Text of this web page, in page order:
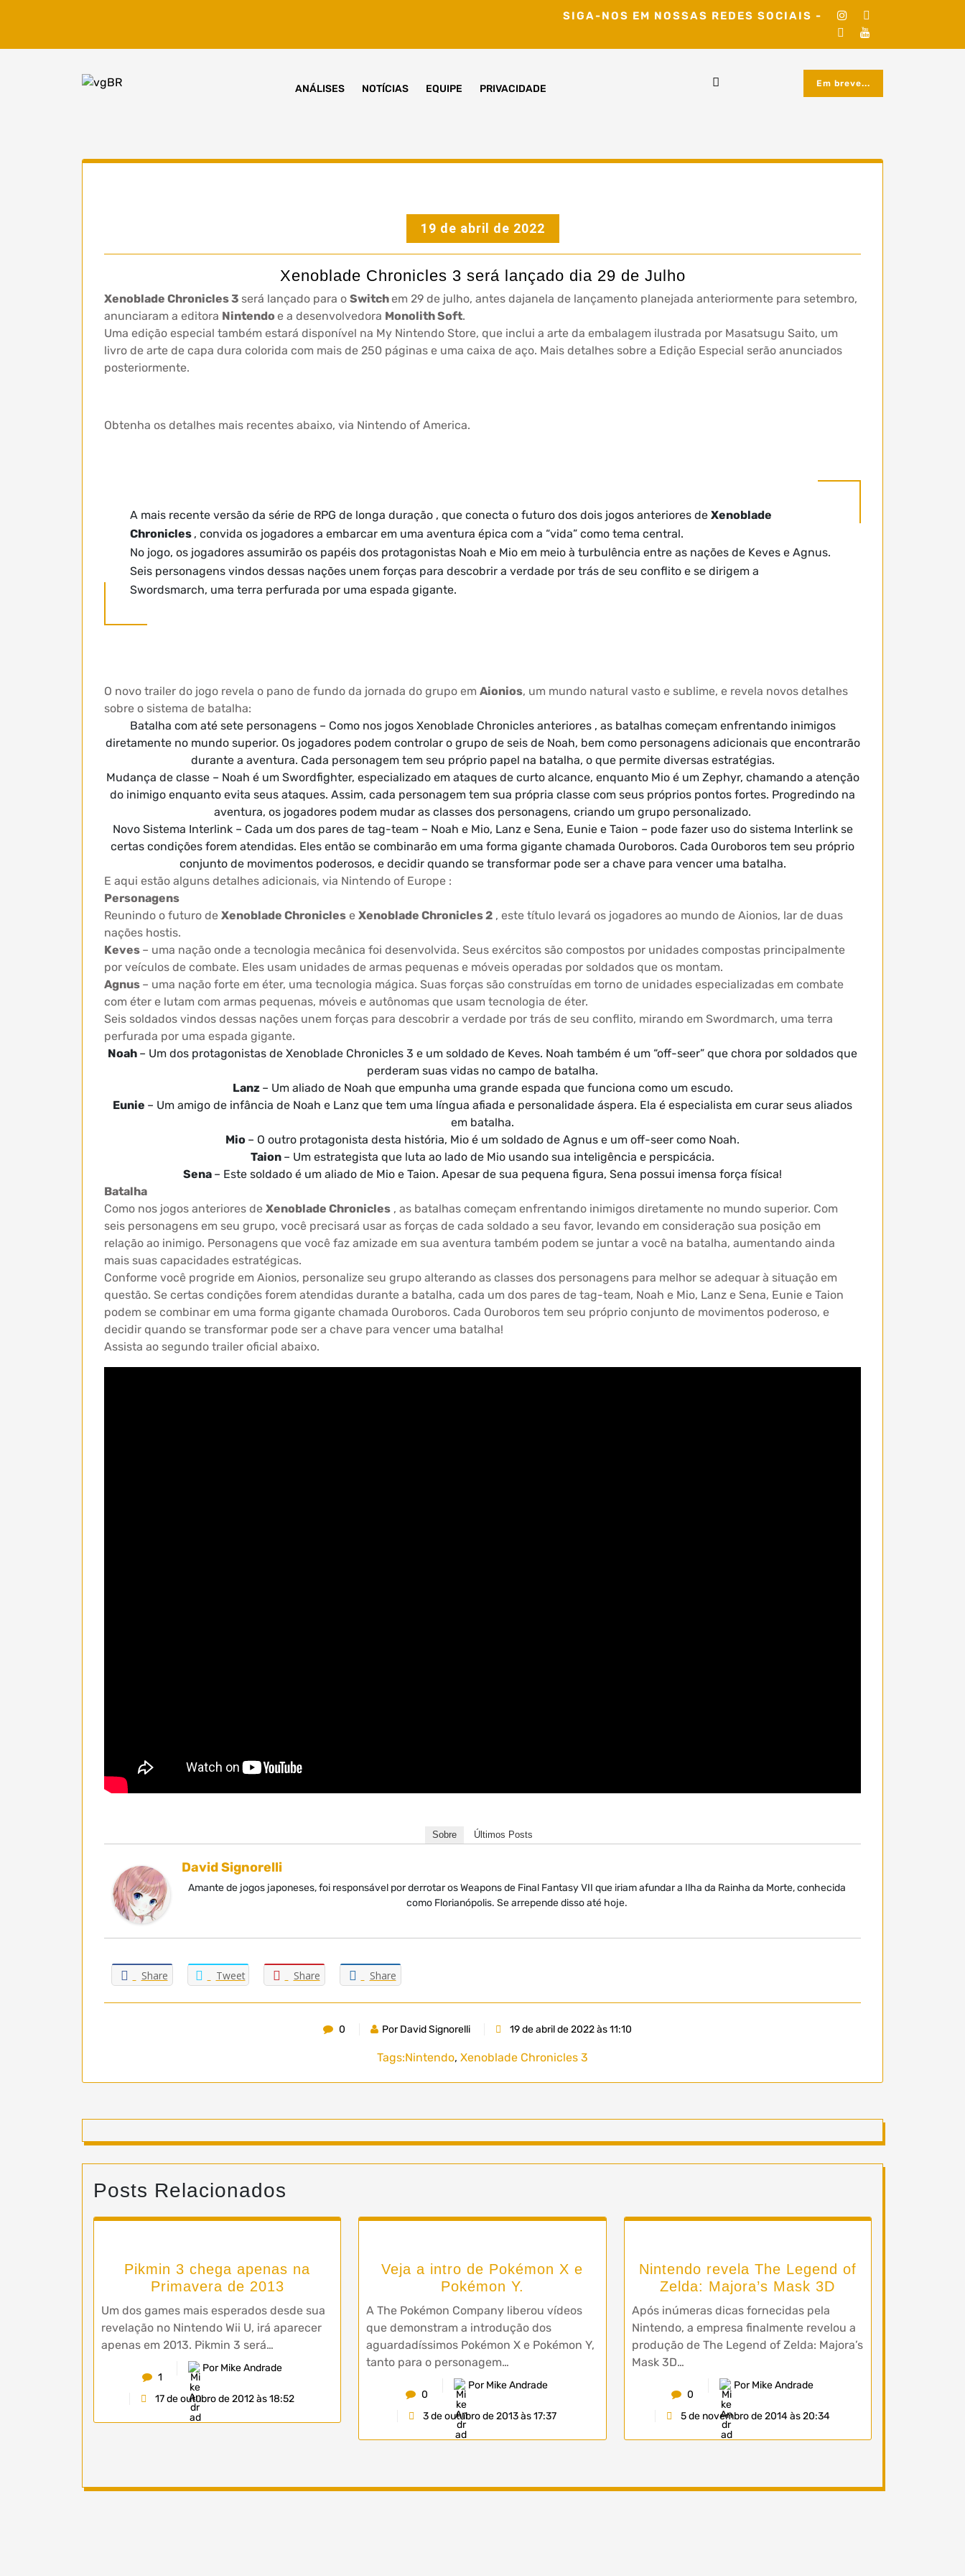
SIGA-NOS EM NOSSAS REDES SOCIAIS -
ANÁLISES NOTÍCIAS EQUIPE PRIVACIDADE Em breve...
19 de abril de 2022
Xenoblade Chronicles 3 será lançado dia 29 de Julho
Xenoblade Chronicles 3 será lançado para o Switchem 29 de julho, antes dajanela de lançamento planejada anteriormente para setembro,
anunciaram a editora Nintendo e a desenvolvedora Monolith Soft.
Uma edição especial também estará disponível na My Nintendo Store, que inclui a arte da embalagem ilustrada por Masatsugu Saito, um
livro de arte de capa dura colorida com mais de 250 páginas e uma caixa de aço. Mais detalhes sobre a Edição Especial serão anunciados
posteriormente.
Obtenha os detalhes mais recentes abaixo, via Nintendo of America.
A mais recente versão da série de RPG de longa duração , que conecta o futuro dos dois jogos anteriores de Xenoblade
Chronicles , convida os jogadores a embarcar em uma aventura épica com a “vida” como tema central.
No jogo, os jogadores assumirão os papéis dos protagonistas Noah e Mio em meio à turbulência entre as nações de Keves e Agnus.
Seis personagens vindos dessas nações unem forças para descobrir a verdade por trás de seu conflito e se dirigem a
Swordsmarch, uma terra perfurada por uma espada gigante.
O novo trailer do jogo revela o pano de fundo da jornada do grupo em Aionios, um mundo natural vasto e sublime, e revela novos detalhes
sobre o sistema de batalha:
Batalha com até sete personagens – Como nos jogos Xenoblade Chronicles anteriores , as batalhas começam enfrentando inimigos
diretamente no mundo superior. Os jogadores podem controlar o grupo de seis de Noah, bem como personagens adicionais que encontrarão
durante a aventura. Cada personagem tem seu próprio papel na batalha, o que permite diversas estratégias.
Mudança de classe – Noah é um Swordfighter, especializado em ataques de curto alcance, enquanto Mio é um Zephyr, chamando a atenção
do inimigo enquanto evita seus ataques. Assim, cada personagem tem sua própria classe com seus próprios pontos fortes. Progredindo na
aventura, os jogadores podem mudar as classes dos personagens, criando um grupo personalizado.
Novo Sistema Interlink – Cada um dos pares de tag-team – Noah e Mio, Lanz e Sena, Eunie e Taion – pode fazer uso do sistema Interlink se
certas condições forem atendidas. Eles então se combinarão em uma forma gigante chamada Ouroboros. Cada Ouroboros tem seu próprio
conjunto de movimentos poderosos, e decidir quando se transformar pode ser a chave para vencer uma batalha.
E aqui estão alguns detalhes adicionais, via Nintendo of Europe :
Personagens
Reunindo o futuro de Xenoblade Chronicles e Xenoblade Chronicles 2 , este título levará os jogadores ao mundo de Aionios, lar de duas
nações hostis.
Keves – uma nação onde a tecnologia mecânica foi desenvolvida. Seus exércitos são compostos por unidades compostas principalmente
por veículos de combate. Eles usam unidades de armas pequenas e móveis operadas por soldados que os montam.
Agnus – uma nação forte em éter, uma tecnologia mágica. Suas forças são construídas em torno de unidades especializadas em combate
com éter e lutam com armas pequenas, móveis e autônomas que usam tecnologia de éter.
Seis soldados vindos dessas nações unem forças para descobrir a verdade por trás de seu conflito, mirando em Swordmarch, uma terra
perfurada por uma espada gigante.
Noah – Um dos protagonistas de Xenoblade Chronicles 3 e um soldado de Keves. Noah também é um “off-seer” que chora por soldados que
perderam suas vidas no campo de batalha.
Lanz – Um aliado de Noah que empunha uma grande espada que funciona como um escudo.
Eunie – Um amigo de infância de Noah e Lanz que tem uma língua afiada e personalidade áspera. Ela é especialista em curar seus aliados
em batalha.
Mio – O outro protagonista desta história, Mio é um soldado de Agnus e um off-seer como Noah.
Taion – Um estrategista que luta ao lado de Mio usando sua inteligência e perspicácia.
Sena – Este soldado é um aliado de Mio e Taion. Apesar de sua pequena figura, Sena possui imensa força física!
Batalha
Como nos jogos anteriores de Xenoblade Chronicles , as batalhas começam enfrentando inimigos diretamente no mundo superior. Com
seis personagens em seu grupo, você precisará usar as forças de cada soldado a seu favor, levando em consideração sua posição em
relação ao inimigo. Personagens que você faz amizade em sua aventura também podem se juntar a você na batalha, aumentando ainda
mais suas capacidades estratégicas.
Conforme você progride em Aionios, personalize seu grupo alterando as classes dos personagens para melhor se adequar à situação em
questão. Se certas condições forem atendidas durante a batalha, cada um dos pares de tag-team, Noah e Mio, Lanz e Sena, Eunie e Taion
podem se combinar em uma forma gigante chamada Ouroboros. Cada Ouroboros tem seu próprio conjunto de movimentos poderoso, e
decidir quando se transformar pode ser a chave para vencer uma batalha!
Assista ao segundo trailer oficial abaixo.
Sobre Últimos Posts
David Signorelli
Amante de jogos japoneses, foi responsável por derrotar os Weapons de Final Fantasy VII que iriam afundar a Ilha da Rainha da Morte, conhecida
como Florianópolis. Se arrepende disso até hoje.
Share Tweet Share Share
0 Por David Signorelli 19 de abril de 2022 às 11:10
Tags:Nintendo, Xenoblade Chronicles 3
Posts Relacionados
Pikmin 3 chega apenas na
Primavera de 2013
Um dos games mais esperados desde sua
revelação no Nintendo Wii U, irá aparecer
apenas em 2013. Pikmin 3 será…
1
Por Mike Andrade
17 de outubro de 2012 às 18:52
Veja a intro de Pokémon X e
Pokémon Y.
A The Pokémon Company liberou vídeos
que demonstram a introdução dos
aguardadíssimos Pokémon X e Pokémon Y,
tanto para o personagem…
0
Por Mike Andrade
3 de outubro de 2013 às 17:37
Nintendo revela The Legend of
Zelda: Majora’s Mask 3D
Após inúmeras dicas fornecidas pela
Nintendo, a empresa finalmente revelou a
produção de The Legend of Zelda: Majora’s
Mask 3D…
0
Por Mike Andrade
5 de novembro de 2014 às 20:34